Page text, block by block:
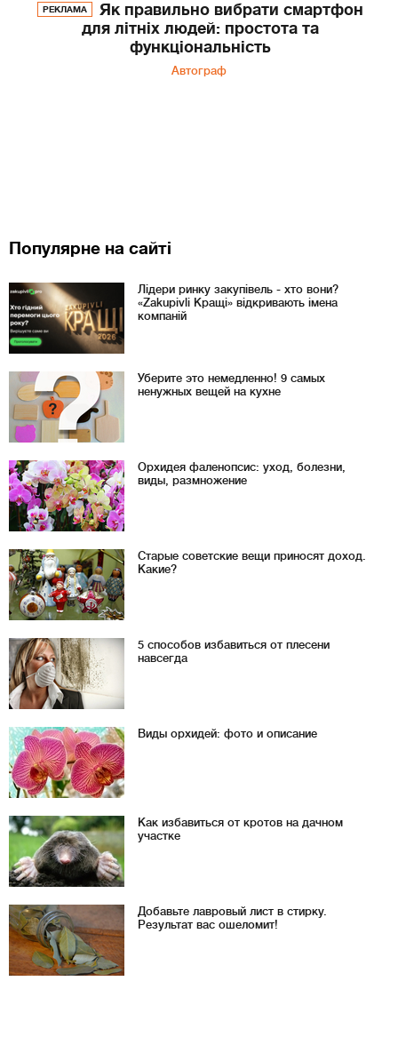
РЕКЛАМА
Як правильно вибрати смартфон
для літніх людей: простота та
функціональність
Автограф
Популярне на сайті
Лідери ринку закупівель - хто вони?
«Zakupivli Кращі» відкривають імена
компаній
Уберите это немедленно! 9 самых
ненужных вещей на кухне
Орхидея фаленопсис: уход, болезни,
виды, размножение
Старые советские вещи приносят доход.
Какие?
5 способов избавиться от плесени
навсегда
Виды орхидей: фото и описание
Как избавиться от кротов на дачном
участке
Добавьте лавровый лист в стирку.
Результат вас ошеломит!